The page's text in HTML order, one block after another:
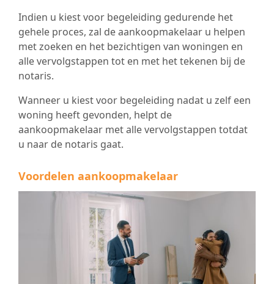
Indien u kiest voor begeleiding gedurende het
gehele proces, zal de aankoopmakelaar u helpen
met zoeken en het bezichtigen van woningen en
alle vervolgstappen tot en met het tekenen bij de
notaris.
Wanneer u kiest voor begeleiding nadat u zelf een
woning heeft gevonden, helpt de
aankoopmakelaar met alle vervolgstappen totdat
u naar de notaris gaat.
Voordelen aankoopmakelaar